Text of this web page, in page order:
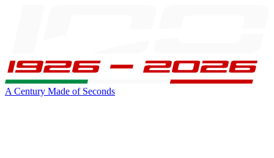
A Century Made of Seconds